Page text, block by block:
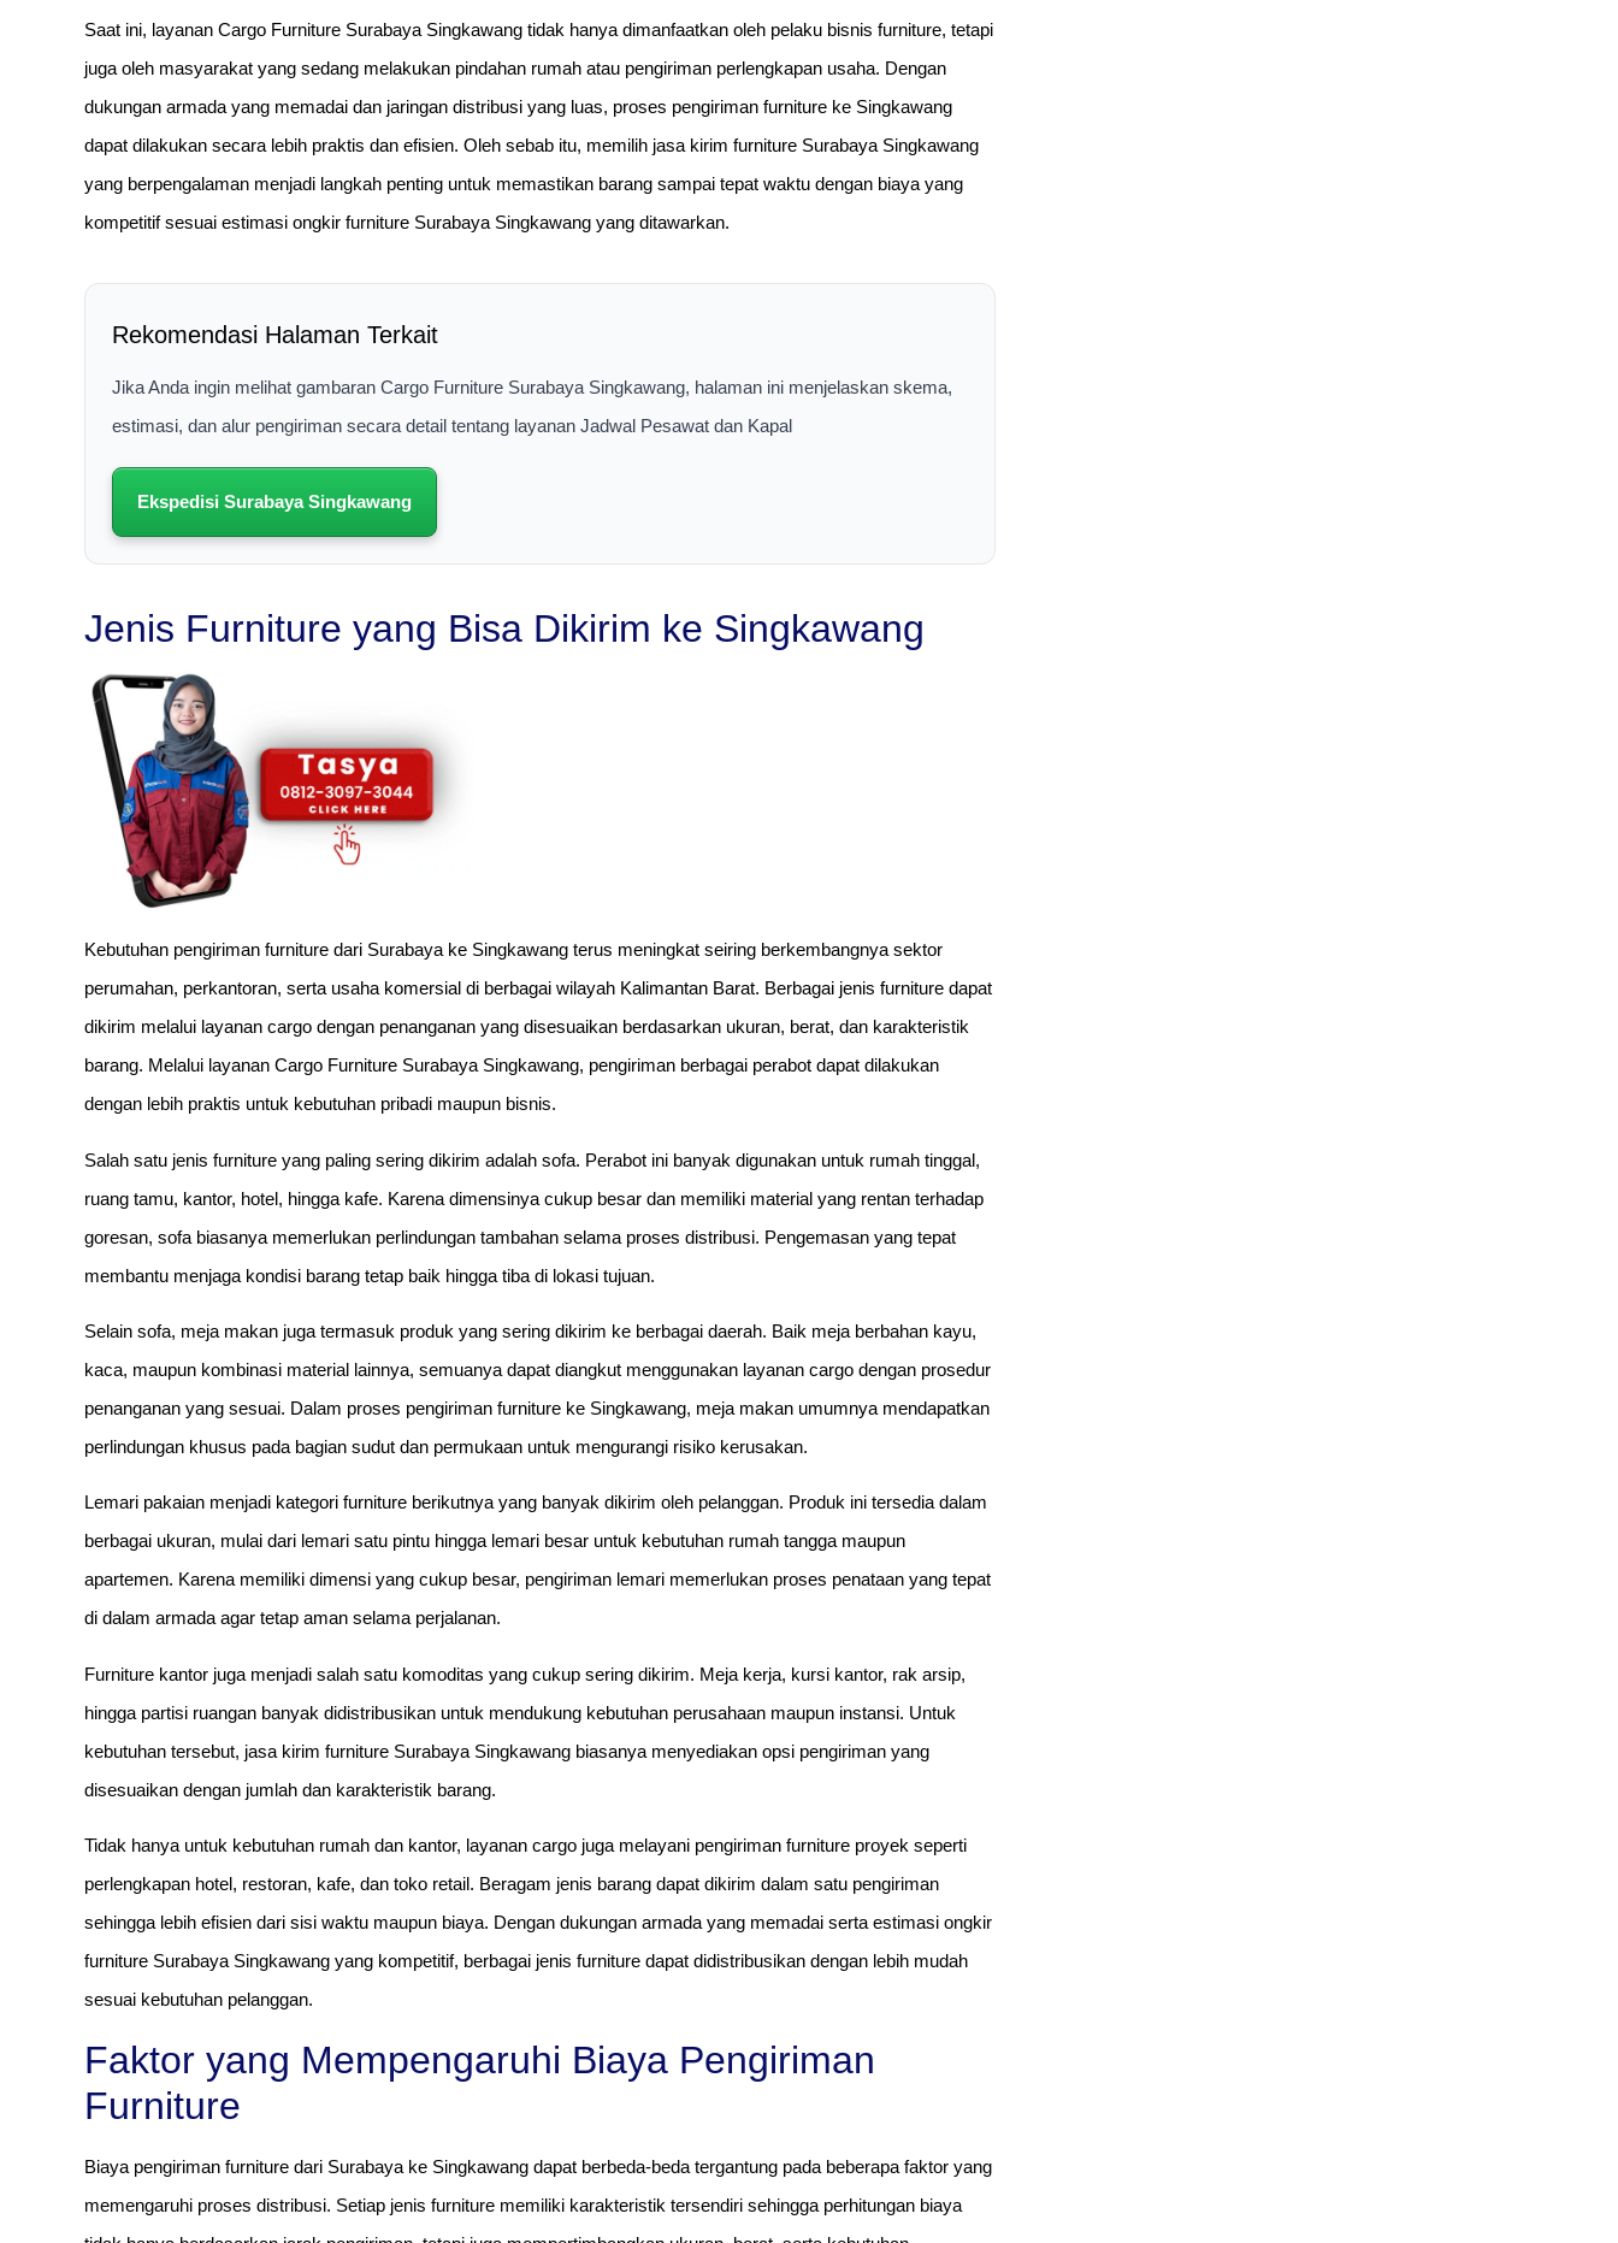
Saat ini, layanan Cargo Furniture Surabaya Singkawang tidak hanya dimanfaatkan oleh pelaku bisnis furniture, tetapi
juga oleh masyarakat yang sedang melakukan pindahan rumah atau pengiriman perlengkapan usaha. Dengan
dukungan armada yang memadai dan jaringan distribusi yang luas, proses pengiriman furniture ke Singkawang
dapat dilakukan secara lebih praktis dan efisien. Oleh sebab itu, memilih jasa kirim furniture Surabaya Singkawang
yang berpengalaman menjadi langkah penting untuk memastikan barang sampai tepat waktu dengan biaya yang
kompetitif sesuai estimasi ongkir furniture Surabaya Singkawang yang ditawarkan.
Rekomendasi Halaman Terkait
Jika Anda ingin melihat gambaran Cargo Furniture Surabaya Singkawang, halaman ini menjelaskan skema,
estimasi, dan alur pengiriman secara detail tentang layanan Jadwal Pesawat dan Kapal
Ekspedisi Surabaya Singkawang
Jenis Furniture yang Bisa Dikirim ke Singkawang
Kebutuhan pengiriman furniture dari Surabaya ke Singkawang terus meningkat seiring berkembangnya sektor
perumahan, perkantoran, serta usaha komersial di berbagai wilayah Kalimantan Barat. Berbagai jenis furniture dapat
dikirim melalui layanan cargo dengan penanganan yang disesuaikan berdasarkan ukuran, berat, dan karakteristik
barang. Melalui layanan Cargo Furniture Surabaya Singkawang, pengiriman berbagai perabot dapat dilakukan
dengan lebih praktis untuk kebutuhan pribadi maupun bisnis.
Salah satu jenis furniture yang paling sering dikirim adalah sofa. Perabot ini banyak digunakan untuk rumah tinggal,
ruang tamu, kantor, hotel, hingga kafe. Karena dimensinya cukup besar dan memiliki material yang rentan terhadap
goresan, sofa biasanya memerlukan perlindungan tambahan selama proses distribusi. Pengemasan yang tepat
membantu menjaga kondisi barang tetap baik hingga tiba di lokasi tujuan.
Selain sofa, meja makan juga termasuk produk yang sering dikirim ke berbagai daerah. Baik meja berbahan kayu,
kaca, maupun kombinasi material lainnya, semuanya dapat diangkut menggunakan layanan cargo dengan prosedur
penanganan yang sesuai. Dalam proses pengiriman furniture ke Singkawang, meja makan umumnya mendapatkan
perlindungan khusus pada bagian sudut dan permukaan untuk mengurangi risiko kerusakan.
Lemari pakaian menjadi kategori furniture berikutnya yang banyak dikirim oleh pelanggan. Produk ini tersedia dalam
berbagai ukuran, mulai dari lemari satu pintu hingga lemari besar untuk kebutuhan rumah tangga maupun
apartemen. Karena memiliki dimensi yang cukup besar, pengiriman lemari memerlukan proses penataan yang tepat
di dalam armada agar tetap aman selama perjalanan.
Furniture kantor juga menjadi salah satu komoditas yang cukup sering dikirim. Meja kerja, kursi kantor, rak arsip,
hingga partisi ruangan banyak didistribusikan untuk mendukung kebutuhan perusahaan maupun instansi. Untuk
kebutuhan tersebut, jasa kirim furniture Surabaya Singkawang biasanya menyediakan opsi pengiriman yang
disesuaikan dengan jumlah dan karakteristik barang.
Tidak hanya untuk kebutuhan rumah dan kantor, layanan cargo juga melayani pengiriman furniture proyek seperti
perlengkapan hotel, restoran, kafe, dan toko retail. Beragam jenis barang dapat dikirim dalam satu pengiriman
sehingga lebih efisien dari sisi waktu maupun biaya. Dengan dukungan armada yang memadai serta estimasi ongkir
furniture Surabaya Singkawang yang kompetitif, berbagai jenis furniture dapat didistribusikan dengan lebih mudah
sesuai kebutuhan pelanggan.
Faktor yang Mempengaruhi Biaya Pengiriman
Furniture
Biaya pengiriman furniture dari Surabaya ke Singkawang dapat berbeda-beda tergantung pada beberapa faktor yang
memengaruhi proses distribusi. Setiap jenis furniture memiliki karakteristik tersendiri sehingga perhitungan biaya